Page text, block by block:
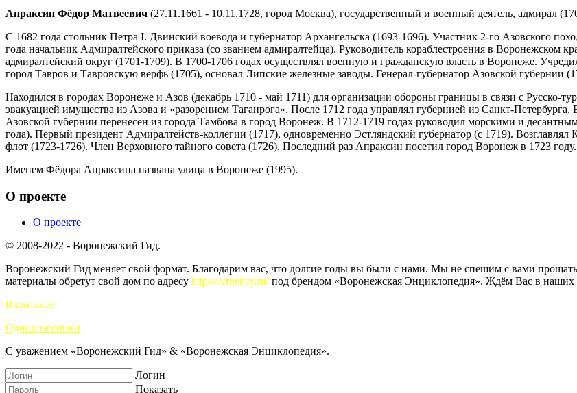
Апраксин Фёдор Матвеевич (27.11.1661 - 10.11.1728, город Москва), государственный и военный деятель, адмирал
С 1682 года стольник Петра I. Двинский воевода и губернатор Архангельска (1693-1696). Участник 2-го Азовского
года начальник Адмиралтейского приказа (со званием адмиралтейца). Руководитель кораблестроения в Воронежском
адмиралтейский округ (1701-1709). В 1700-1706 годах осуществлял военную и гражданскую власть в Воронеже.
город Тавров и Тавровскую верфь (1705), основал Липские железные заводы. Генерал-губернатор Азовской губернии
Находился в городах Воронеже и Азов (декабрь 1710 - май 1711) для организации обороны границы в связи с Русско-
эвакуацией имущества из Азова и «разорением Таганрога». После 1712 года управлял губернией из Санкт-
Азовской губернии перенесен из города Тамбова в город Воронеж. В 1712-1719 годах руководил морскими и
года). Первый президент Адмиралтейств-коллегии (1717), одновременно Эстляндский губернатор (с 1719).
флот (1723-1726). Член Верховного тайного совета (1726). Последний раз Апраксин посетил город Воронеж в 1723
Именем Фёдора Апраксина названа улица в Воронеже (1995).
О проекте
О проекте
© 2008-2022 - Воронежский Гид.
Воронежский Гид меняет свой формат. Благодарим вас, что долгие годы вы были с нами. Мы не спешим с вами
материалы обретут свой дом по адресу https://vrnency.ru/под брендом «Воронежская Энциклопедия». Ждём Вас в наших
Вконтакте
Одноклассники
С уважением «Воронежский Гид» & «Воронежская Энциклопедия».
Логин
Показать